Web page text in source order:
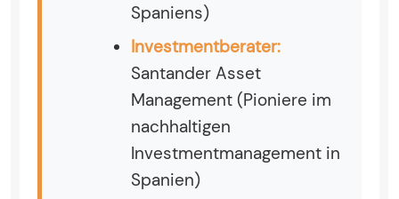
Spaniens)
Investmentberater:
Santander Asset
Management (Pioniere im
nachhaltigen
Investmentmanagement in
Spanien)